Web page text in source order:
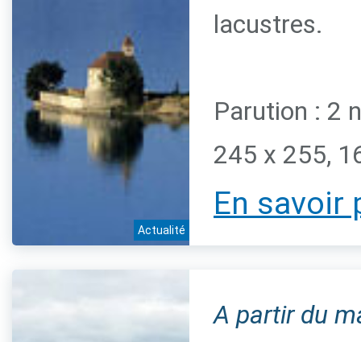
Actualité
lacustres.
Parution : 2
245 x 255,
En savoir
A partir du